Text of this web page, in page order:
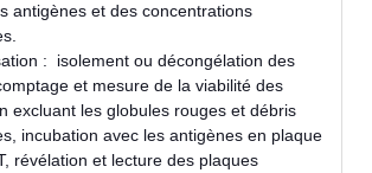
antigènes et des concentrations
: isolement ou décongélation des
et mesure de la viabilité des
excluant les globules rouges et débris
incubation avec les antigènes en plaque
révélation et lecture des plaques